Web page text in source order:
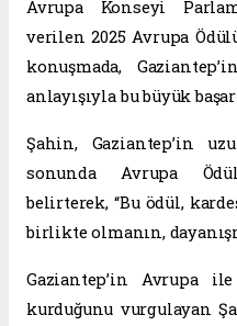
Avrupa Konseyi
verilen 2025 Avrupa
konuşmada,
anlayışıyla bu büyük
Şahin, Gaziantep’in
sonunda Avrupa
belirterek, “Bu ödül,
birlikte olmanın,
Gaziantep’in Avrupa
kurduğunu vurgulayan